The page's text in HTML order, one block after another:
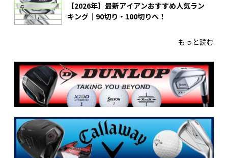
【2026年】最新アイアンおすすめ人気ラン
キング｜90切り・100切りへ！
もっと読む